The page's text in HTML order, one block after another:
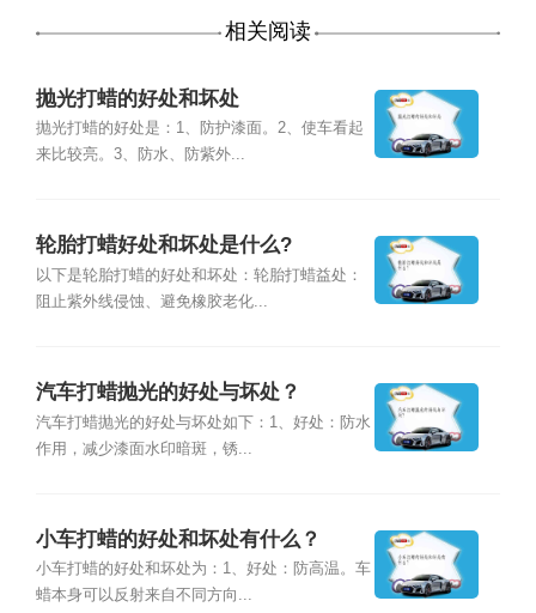
相关阅读
抛光打蜡的好处和坏处
抛光打蜡的好处是：1、防护漆面。2、使车看起
来比较亮。3、防水、防紫外...
轮胎打蜡好处和坏处是什么?
以下是轮胎打蜡的好处和坏处：轮胎打蜡益处：
阻止紫外线侵蚀、避免橡胶老化...
汽车打蜡抛光的好处与坏处？
汽车打蜡抛光的好处与坏处如下：1、好处：防水
作用，减少漆面水印暗斑，锈...
小车打蜡的好处和坏处有什么？
小车打蜡的好处和坏处为：1、好处：防高温。车
蜡本身可以反射来自不同方向...